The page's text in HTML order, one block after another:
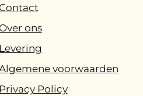
Contact
Over ons
Levering
voorwaarden
Privacy Policy